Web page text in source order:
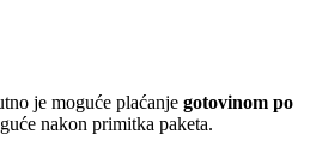
je moguće plaćanje gotovinom po
nakon primitka paketa.